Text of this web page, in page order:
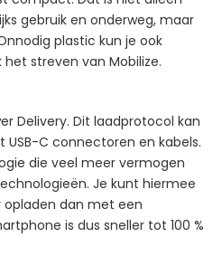
gebruik en onderweg, maar
plastic kun je ook
streven van Mobilize.
Delivery. Dit laadprotocol kan
C connectoren en kabels.
die veel meer vermogen
Je kunt hiermee
opladen dan met een
is dus sneller tot 100 %